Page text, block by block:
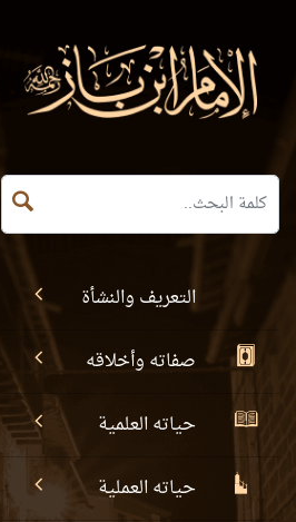
التعريف والنشأة
صفاته وأخلاقه
حياته العلمية
حياته العملية